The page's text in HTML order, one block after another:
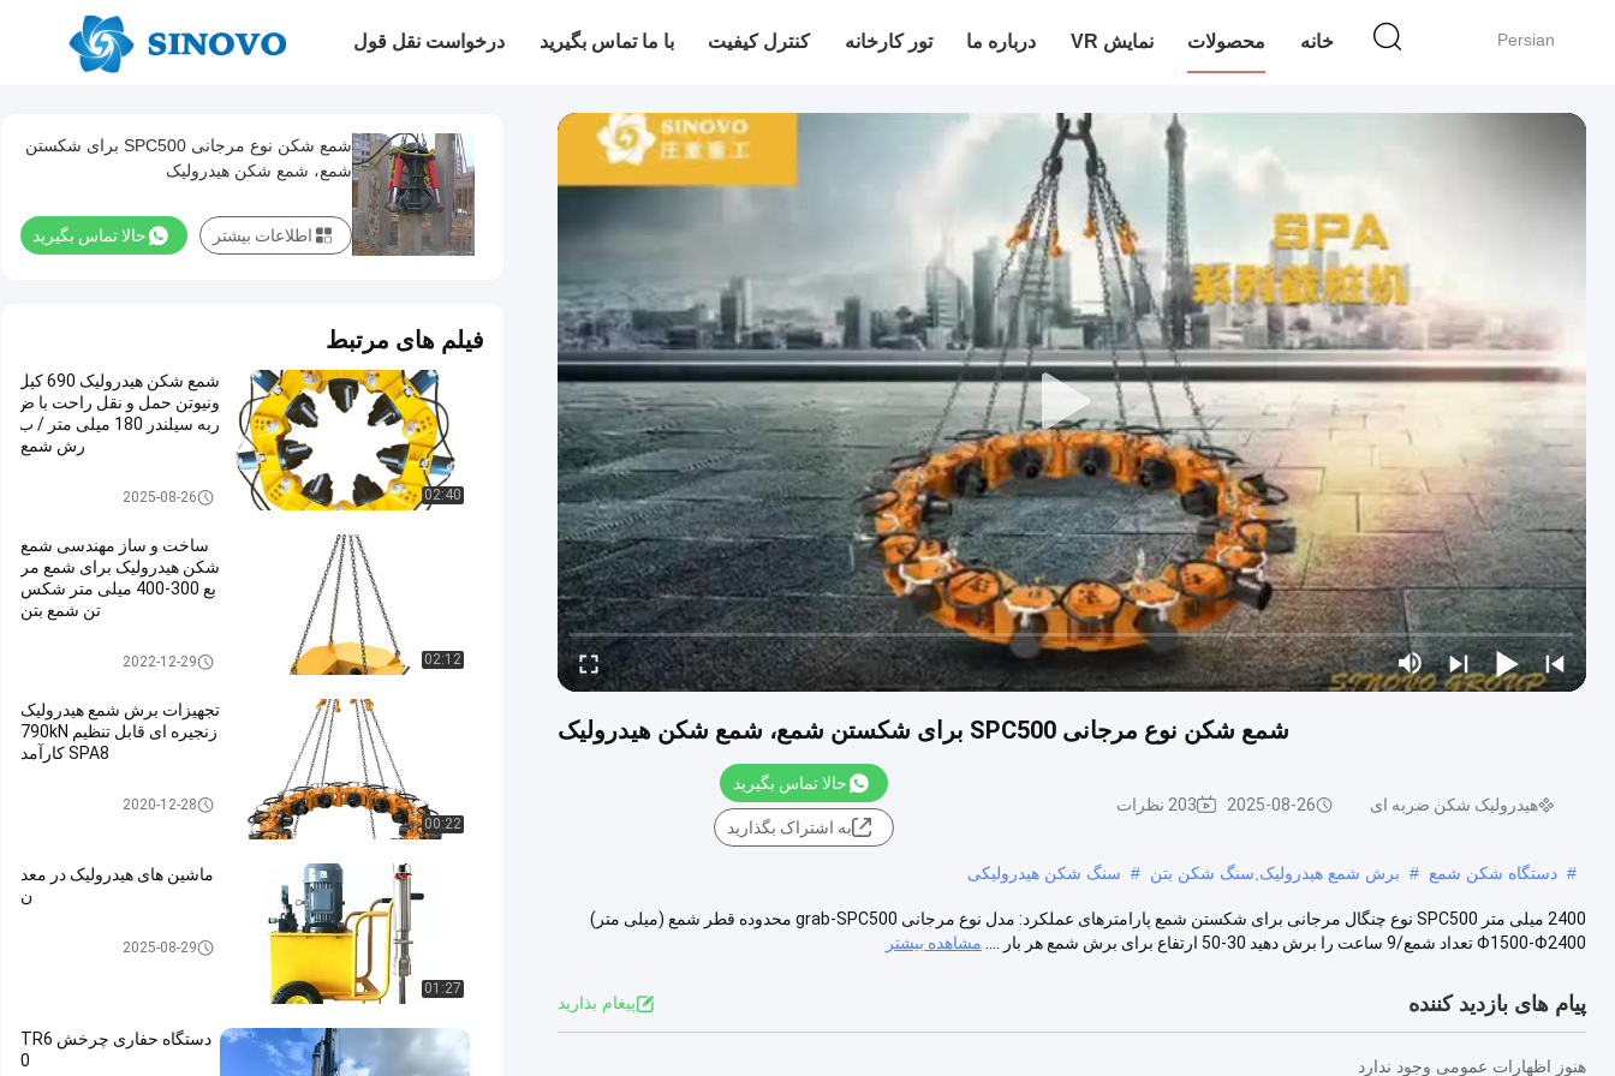
Persian خانه محصولات نمایش VR درباره ما تور کارخانه کنترل کیفیت با ما تماس بگیرید درخواست نقل قول
شمع شکن نوع مرجانی SPC500 برای شکستن شمع، شمع شکن هیدرولیک
هیدرولیک شکن ضربه ای 2025-08-26 203 نظرات
حالا تماس بگیرید
به اشتراک بگذارید
# دستگاه شکن شمع # برش شمع هیدرولیک,سنگ شکن بتن # سنگ شکن هیدرولیکی
2400 میلی متر SPC500 نوع چنگال مرجانی برای شکستن شمع پارامترهای عملکرد: مدل نوع مرجانی grab-SPC500 محدوده قطر شمع (میلی متر)
Φ1500-Φ2400 تعداد شمع/9 ساعت را برش دهید 30-50 ارتفاع برای برش شمع هر بار ....
مشاهده بیشتر
پیام های بازدید کننده پيغام بذاريد
هنوز اظهارات عمومی وجود ندارد
شمع شکن نوع مرجانی SPC500 برای شکستن
شمع، شمع شکن هیدرولیک
حالا تماس بگیرید اطلاعات بیشتر
فیلم های مرتبط
02:40
شمع شکن هیدرولیک 690 کیل
ونیوتن حمل و نقل راحت با ض
ربه سیلندر 180 میلی متر / ب
رش شمع
هیدرولیک شکن ضربه ای
2025-08-26
02:12
ساخت و ساز مهندسی شمع
شکن هیدرولیک برای شمع مر
بع 300-400 میلی متر شکس
تن شمع بتن
هیدرولیک شکن ضربه ای
2022-12-29
00:22
تجهیزات برش شمع هیدرولیک
زنجیره ای قابل تنظیم 790kN
SPA8 کارآمد
هیدرولیک شکن ضربه ای
2020-12-28
01:27
ماشین های هیدرولیک در معد
ن
هیدرولیک شکن ضربه ای
2025-08-29
دستگاه حفاری چرخش TR6
0